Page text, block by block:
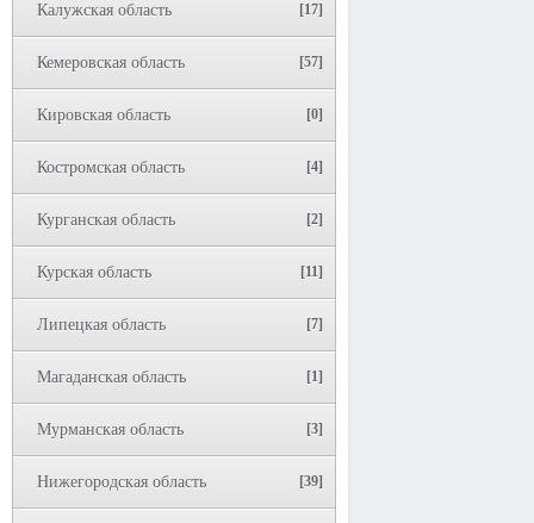
Калужская область [17]
Кемеровская область [57]
Кировская область [0]
Костромская область [4]
Курганская область [2]
Курская область [11]
Липецкая область [7]
Магаданская область [1]
Мурманская область [3]
Нижегородская область [39]